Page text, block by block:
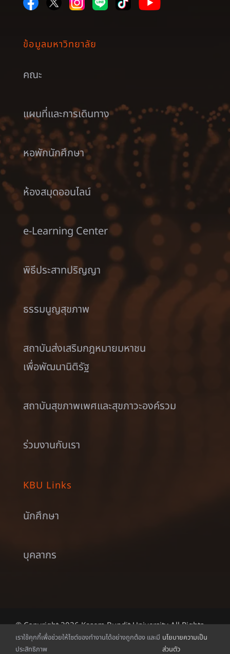
ข้อมูลมหาวิทยาลัย
คณะ
แผนที่และการเดินทาง
หอพักนักศึกษา
ห้องสมุดออนไลน์
e-Learning Center
พิธีประสาทปริญญา
ธรรมนูญสุขภาพ
สถาบันส่งเสริมกฎหมายมหาชน
เพื่อพัฒนานิติรัฐ
สถาบันสุขภาพเพศและสุขภาวะองค์รวม
ร่วมงานกับเรา
KBU Links
นักศึกษา
บุคลากร
© Copyright 2026 Kasem Bundit University All Rights
Reserved.
เราใช้คุกกี้เพื่อช่วยให้ไซต์ของทำงานได้อย่างถูกต้อง และมี
ประสิทธิภาพ
นโยบายความเป็น
ส่วนตัว